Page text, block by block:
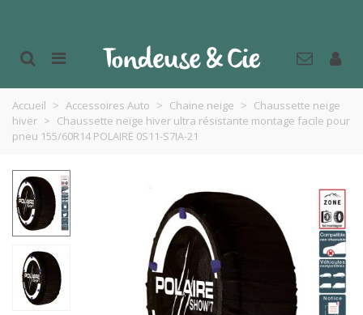
Accueil > Accessoires Auto > Chaine neige > Chaussette neige
hiver > Chaussette neige hiver ultra résistante montage facile pour
pneu 155/60R14 POLAIRE 0S11-S7IA-21